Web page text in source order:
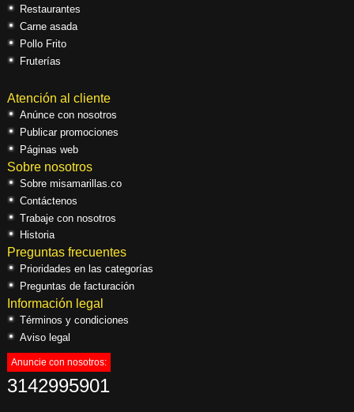
Restaurantes
Carne asada
Pollo Frito
Fruterías
Atención al cliente
Anúnce con nosotros
Publicar promociones
Páginas web
Sobre nosotros
Sobre misamarillas.co
Contáctenos
Trabaje con nosotros
Historia
Preguntas frecuentes
Prioridades en las categorías
Preguntas de facturación
Información legal
Términos y condiciones
Aviso legal
Anuncie con nosotros:
3142995901